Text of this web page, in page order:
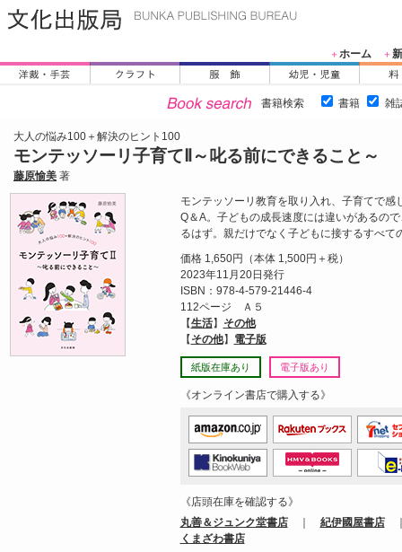
＋ホーム ＋
書籍検索 書籍 雑
大人の悩み100＋解決のヒント100
モンテッソーリ子育てⅡ～叱る前にできること～
藤原愉美 著
モンテッソーリ教育を取り入れ、子育てで感
Q＆A。子どもの成長速度には違いがあるの
るはず。親だけでなく子どもに接するすべて
価格 1,650円（本体 1,500円＋税）
2023年11月20日発行
ISBN：978-4-579-21446-4
112ページ Ａ５
【生活】
その他
【 その他】 電子版
紙版在庫あり 電子版あり
《オンライン書店で購入する》
《店頭在庫を確認する》
丸善＆ジュンク堂書店｜ 紀伊國屋書店
くまざわ書店